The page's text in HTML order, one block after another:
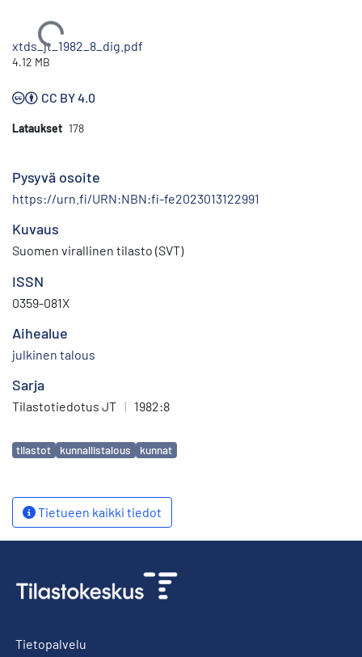
Ladataan...
xtds_jt_1982_8_dig.pdf
4.12 MB
CC BY 4.0
Lataukset 178
Pysyvä osoite
https://urn.fi/URN:NBN:fi-fe2023013122991
Kuvaus
Suomen virallinen tilasto (SVT)
ISSN
0359-081X
Aihealue
julkinen talous
Sarja
Tilastotiedotus JT | 1982:8
Avainsanat
tilastot kunnallistalous kunnat
Tietueen kaikki tiedot
Tietopalvelu